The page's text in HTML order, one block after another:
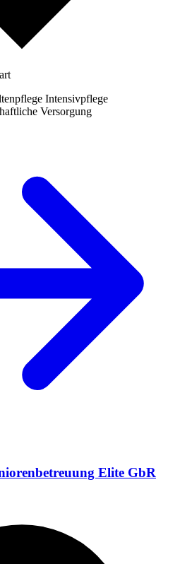
Intensivpflege
Versorgung
Elite GbR